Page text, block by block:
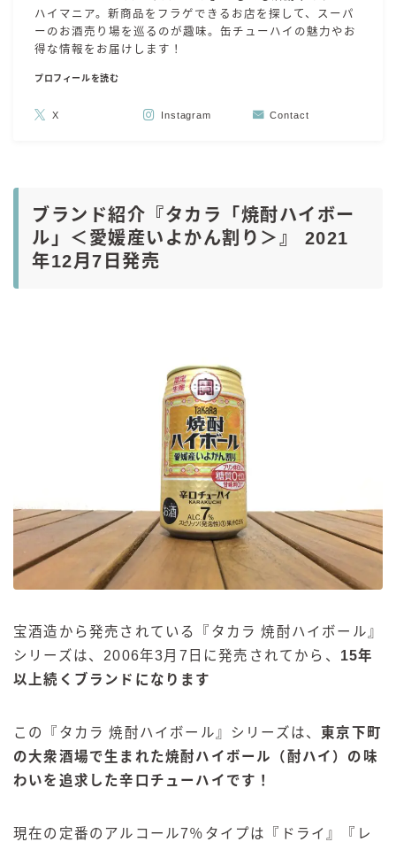
ハイマニア。新商品をフラゲできるお店を探して、スーパ
ーのお酒売り場を巡るのが趣味。缶チューハイの魅力やお
得な情報をお届けします！
プロフィールを読む
X Instagram Contact
ブランド紹介『タカラ「焼酎ハイボー
ル」＜愛媛産いよかん割り＞』 2021
年12月7日発売
宝酒造から発売されている『タカラ 焼酎ハイボール』
シリーズは、2006年3月7日に発売されてから、 15年
以上続くブランドになります
この『タカラ 焼酎ハイボール』シリーズは、 東京下町
の大衆酒場で生まれた焼酎ハイボール（酎ハイ）の味
わいを追求した辛口チューハイです！
現在の定番のアルコール7％タイプは『ドライ』『レ